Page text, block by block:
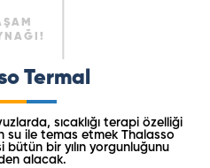
Termal
sıcaklığı terapi özelliği
su ile temas etmek Thalasso
bütün bir yılın yorgunluğunu
alacak.